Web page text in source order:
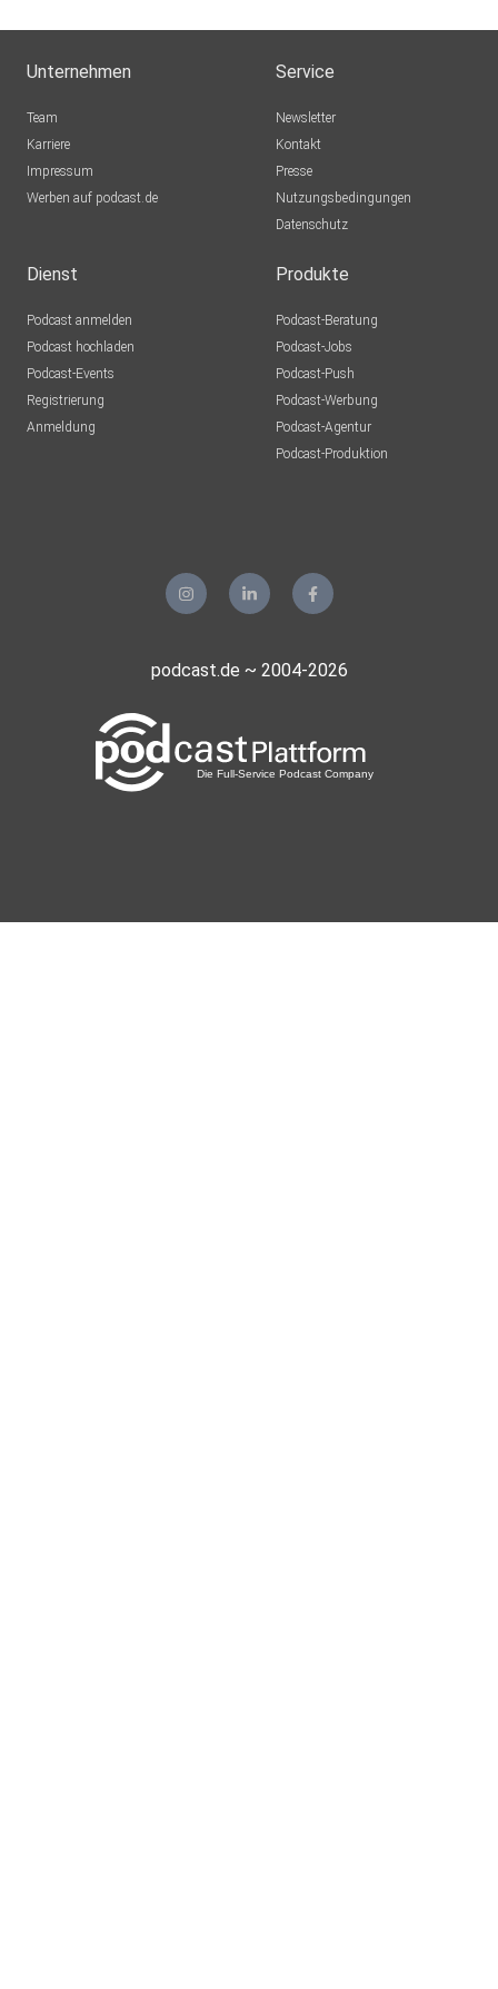
Unternehmen
Team
Karriere
Impressum
Werben auf podcast.de
Service
Newsletter
Kontakt
Presse
Nutzungsbedingungen
Datenschutz
Dienst
Podcast anmelden
Podcast hochladen
Podcast-Events
Registrierung
Anmeldung
Produkte
Podcast-Beratung
Podcast-Jobs
Podcast-Push
Podcast-Werbung
Podcast-Agentur
Podcast-Produktion
podcast.de ~ 2004-2026